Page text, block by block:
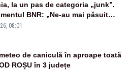
la un pas de categoria „junk”.
BNR: „Ne-au mai păsuit
luni”
08:01
de caniculă în aproape toată
ROȘU în 3 județe